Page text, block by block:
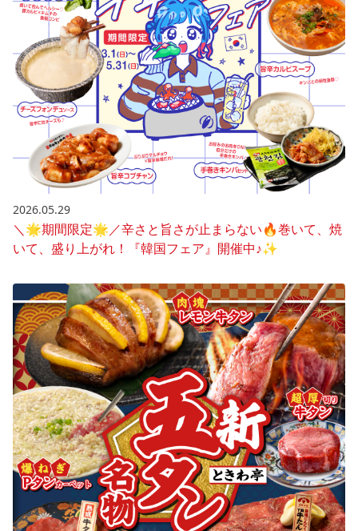
2026.05.29
＼🌟期間限定🌟／辛さと旨さが止まらない🔥巻いて、焼
いて、盛り上がれ！『韓国フェア』開催中♪✨